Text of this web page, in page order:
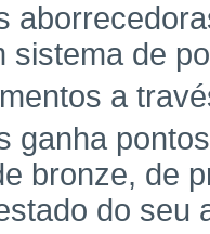
sistema de
a
ganha
bronze, de
do seu